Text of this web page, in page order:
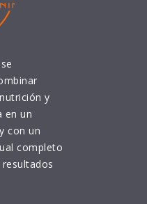
y
en un
con un
completo